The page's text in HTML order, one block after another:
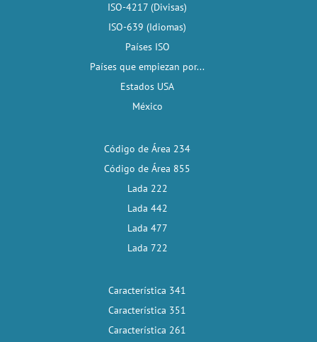
ISO-4217 (Divisas)
ISO-639 (Idiomas)
Países ISO
Países que empiezan por...
Estados USA
México
Código de Área 234
Código de Área 855
Lada 222
Lada 442
Lada 477
Lada 722
Característica 341
Característica 351
Característica 261